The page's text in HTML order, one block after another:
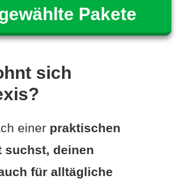
Pakete
sich
einer praktischen
suchst, deinen
für alltägliche